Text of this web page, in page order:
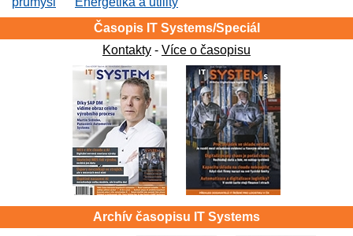
Časopis IT Systems/Speciál
Kontakty - Více o časopisu
Archív časopisu IT Systems